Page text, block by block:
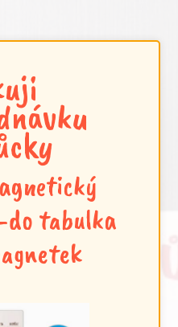
tabulka